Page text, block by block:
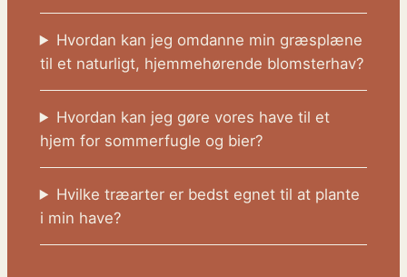
Hvordan kan jeg omdanne min græsplæne
til et naturligt, hjemmehørende blomsterhav?
Hvordan kan jeg gøre vores have til et
hjem for sommerfugle og bier?
Hvilke træarter er bedst egnet til at plante
i min have?